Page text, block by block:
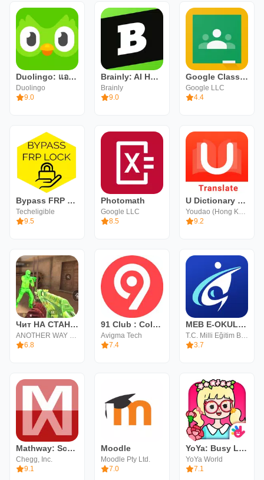
Duolingo: แอปเรียนภาษา
Duolingo
9.0
Brainly: AI Homework Helper
Brainly
9.0
Google Classroom
Google LLC
4.4
Bypass FRP Lock
Techeligible
9.5
Photomath
Google LLC
8.5
U Dictionary แปลภาษา
Youdao (Hong Kong) Limited
9.2
Чит НА СТАНДОФФ 2 гид хелпер
ANOTHER WAY WELLBEING LTD
6.8
91 Club : Colour Prediction
Avigma Tech
7.4
MEB E-OKUL VBS
T.C. Milli Eğitim Bakanlığı
3.7
Mathway: Scan & Solve Problems
Chegg, Inc.
9.1
Moodle
Moodle Pty Ltd.
7.0
YoYa: Busy Life World
YoYa World
7.1